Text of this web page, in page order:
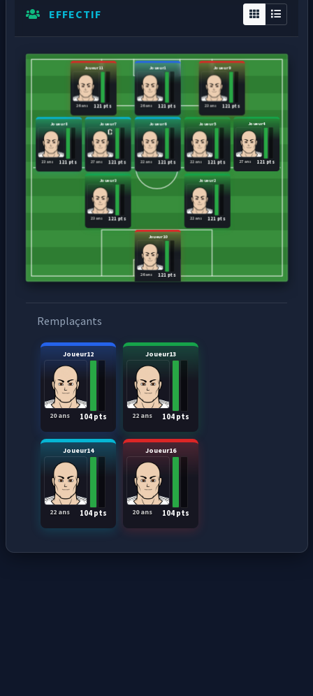
EFFECTIF
Joueur10
121 pts
26 ans
Joueur3
121 pts
23 ans
Joueur2
121 pts
22 ans
Joueur8
121 pts
23 ans
Joueur7
121 pts
27 ans
Joueur6
121 pts
22 ans
Joueur5
121 pts
22 ans
Joueur4
121 pts
27 ans
Joueur11
121 pts
26 ans
Joueur1
121 pts
26 ans
Joueur9
121 pts
23 ans
Remplaçants
Joueur12
104 pts
20 ans
Joueur13
104 pts
22 ans
Joueur14
104 pts
22 ans
Joueur16
104 pts
20 ans